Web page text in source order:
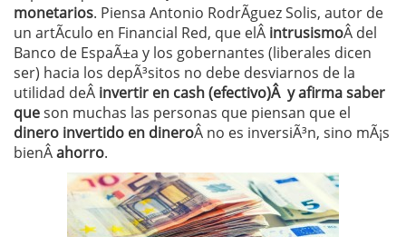
monetarios. Piensa Antonio RodrÃ­guez Solis, autor de
un artÃ­culo en Financial Red, que elÂ intrusismoÂ del
Banco de EspaÃ±a y los gobernantes (liberales dicen
ser) hacia los depÃ³sitos no debe desviarnos de la
utilidad deÂ invertir en cash (efectivo)Â y afirma saber
queson muchas las personas que piensan que el
dinero invertido en dineroÂ no es inversiÃ³n, sino mÃ¡s
bienÂahorro.